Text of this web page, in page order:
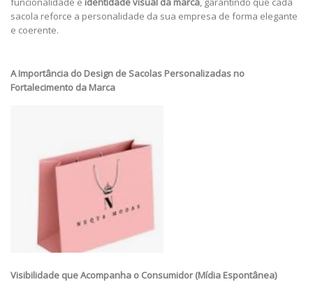
sacola reforce a personalidade da sua empresa de forma elegante
e coerente.
A Importância do Design de Sacolas Personalizadas no
Fortalecimento da Marca
Visibilidade que Acompanha o Consumidor (Mídia Espontânea)